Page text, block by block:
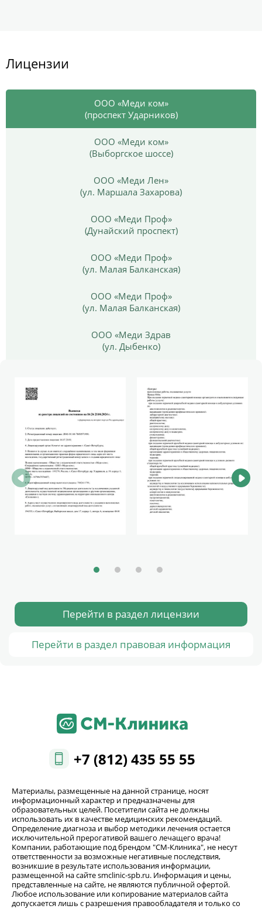
Лицензии
ООО «Меди ком»
(проспект Ударников)
ООО «Меди ком»
(Выборгское шоссе)
ООО «Меди Лен»
(ул. Маршала Захарова)
ООО «Меди Проф»
(Дунайский проспект)
ООО «Меди Проф»
(ул. Малая Балканская)
ООО «Меди Проф»
(ул. Малая Балканская)
ООО «Меди Здрав
(ул. Дыбенко)
Перейти в раздел лицензии
Перейти в раздел правовая информация
+7 (812) 435 55 55
Материалы, размещенные на данной странице, носят
информационный характер и предназначены для
образовательных целей. Посетители сайта не должны
использовать их в качестве медицинских рекомендаций.
Определение диагноза и выбор методики лечения остается
исключительной прерогативой вашего лечащего врача!
Компании, работающие под брендом "СМ-Клиника", не несут
ответственности за возможные негативные последствия,
возникшие в результате использования информации,
размещенной на сайте smclinic-spb.ru. Информация и цены,
представленные на сайте, не являются публичной офертой.
Любое использование или копирование материалов сайта
допускается лишь с разрешения правообладателя и только со